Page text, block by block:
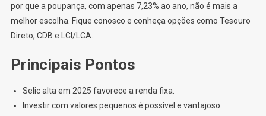
por que a poupança, com apenas 7,23% ao ano, não é mais a
melhor escolha. Fique conosco e conheça opções como Tesouro
Direto, CDB e LCI/LCA.
Principais Pontos
Selic alta em 2025 favorece a renda fixa.
Investir com valores pequenos é possível e vantajoso.